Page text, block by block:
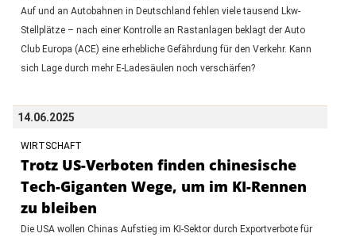
Auf und an Autobahnen in Deutschland fehlen viele tausend Lkw-
Stellplätze – nach einer Kontrolle an Rastanlagen beklagt der Auto
Club Europa (ACE) eine erhebliche Gefährdung für den Verkehr. Kann
sich Lage durch mehr E-Ladesäulen noch verschärfen?
14.06.2025
WIRTSCHAFT
Trotz US-Verboten finden chinesische
Tech-Giganten Wege, um im KI-Rennen
zu bleiben
Die USA wollen Chinas Aufstieg im KI-Sektor durch Exportverbote für